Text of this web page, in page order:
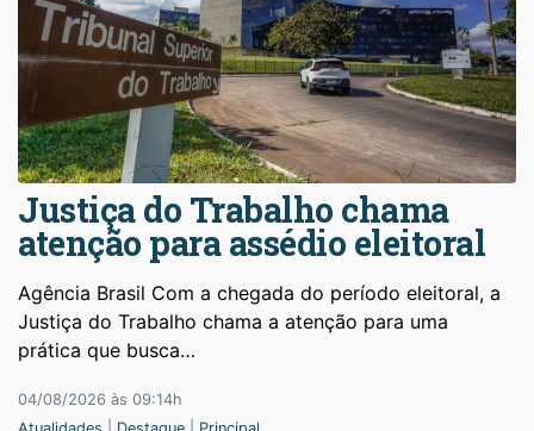
Justiça do Trabalho chama
atenção para assédio eleitoral
Agência Brasil Com a chegada do período eleitoral, a
Justiça do Trabalho chama a atenção para uma
prática que busca…
04/08/2026 às 09:14h